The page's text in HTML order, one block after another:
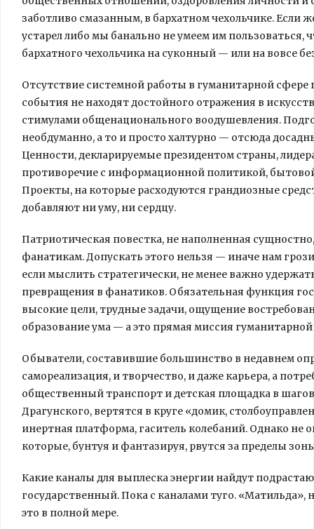
заботливо смазанным, в бархатном чехольчике. Если
устарел либо мы банально не умеем им
бархатного чехольчика на суконный — или на вовсе
Отсутствие системной работы в гуманитарной
события не находят достойного отражения в
стимулами общенационального воодушевления.
необдуманно, а то и просто халтурно — отсюда
Ценности, декларируемые президентом страны,
противоречие с информационной политикой,
Проекты, на которые расходуются грандиозные
добавляют ни уму, ни сердцу.
Патриотическая повестка, не наполненная
фанатикам. Допускать этого нельзя — иначе нам
если мыслить стратегически, не менее важно
превращения в фанатиков. Обязательная функция
высокие цели, трудные задачи, ощущение
образование ума — а это прямая миссия
Обыватели, составившие большинство в недавнем
самореализация, и творчество, и даже карьера, а
общественный транспорт и детская площадка в
Драгунского, вертятся в круге «домик,
инертная платформа, гаситель колебаний. Однако не
которые, бунтуя и фантазируя, рвутся за пределы
Какие каналы для выплеска энергии найдут
государственный. Пока с каналами туго. «Матильда»,
это в полной мере.